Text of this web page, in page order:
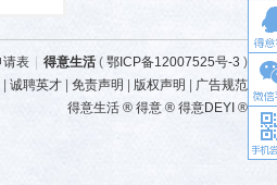
请表 得意生活 ( 鄂ICP备12007525号-3 )
诚聘英才 免责声明 版权声明
广告规范
得意生活 ® 得意 ® 得意DEYI ®